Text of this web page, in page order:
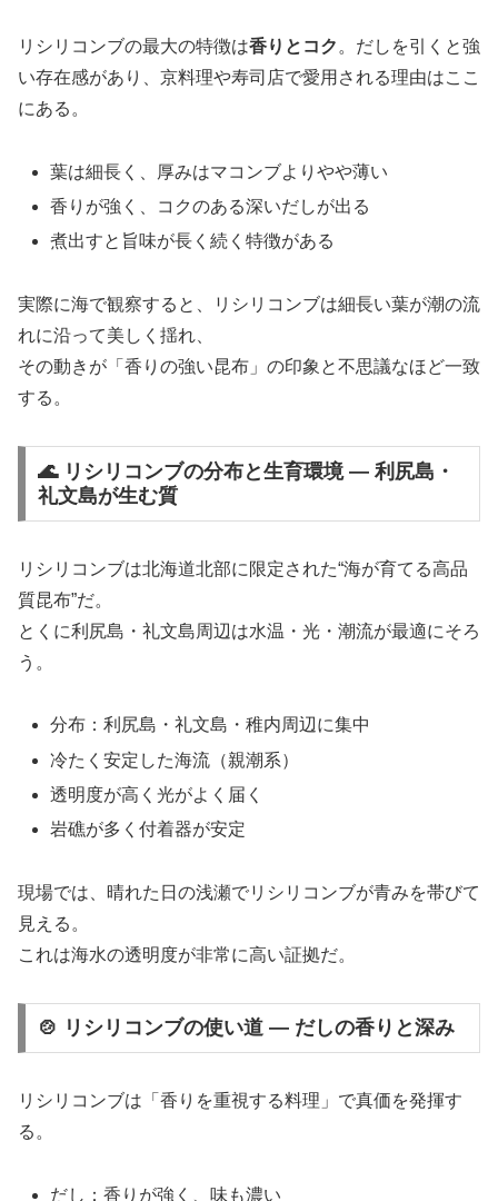
リシリコンブの最大の特徴は香りとコク 。だしを引くと強
い存在感があり、京料理や寿司店で愛用される理由はここ
にある。
葉は細長く、厚みはマコンブよりやや薄い
香りが強く、コクのある深いだしが出る
煮出すと旨味が長く続く特徴がある
実際に海で観察すると、リシリコンブは細長い葉が潮の流
れに沿って美しく揺れ、
その動きが「香りの強い昆布」の印象と不思議なほど一致
する。
🌊 リシリコンブの分布と生育環境 ― 利尻島・
礼文島が生む質
リシリコンブは北海道北部に限定された“海が育てる高品
質昆布”だ。
とくに利尻島・礼文島周辺は水温・光・潮流が最適にそろ
う。
分布：利尻島・礼文島・稚内周辺に集中
冷たく安定した海流（親潮系）
透明度が高く光がよく届く
岩礁が多く付着器が安定
現場では、晴れた日の浅瀬でリシリコンブが青みを帯びて
見える。
これは海水の透明度が非常に高い証拠だ。
🍲 リシリコンブの使い道 ― だしの香りと深み
リシリコンブは「香りを重視する料理」で真価を発揮す
る。
だし：香りが強く、味も濃い